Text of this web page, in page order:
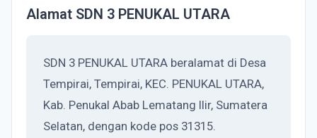
Alamat SDN 3 PENUKAL UTARA
SDN 3 PENUKAL UTARA beralamat di Desa
Tempirai, Tempirai, KEC. PENUKAL UTARA,
Kab. Penukal Abab Lematang Ilir, Sumatera
Selatan, dengan kode pos 31315.